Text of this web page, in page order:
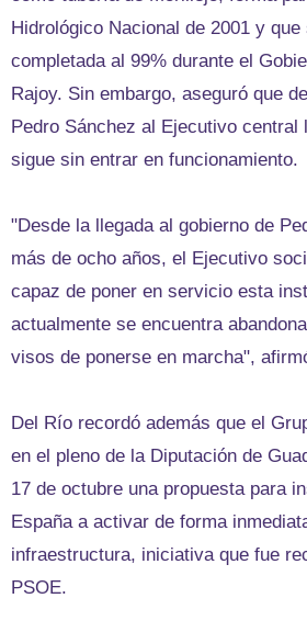
Hidrológico Nacional de 2001 y
completada al 99% durante el
Rajoy. Sin embargo, aseguró que
Pedro Sánchez al Ejecutivo central
sigue sin entrar en funcionamiento.
"Desde la llegada al gobierno de
más de ocho años, el Ejecutivo
capaz de poner en servicio esta
actualmente se encuentra
visos de ponerse en marcha",
Del Río recordó además que el
en el pleno de la Diputación de
17 de octubre una propuesta para
España a activar de forma
infraestructura, iniciativa que fue
PSOE.